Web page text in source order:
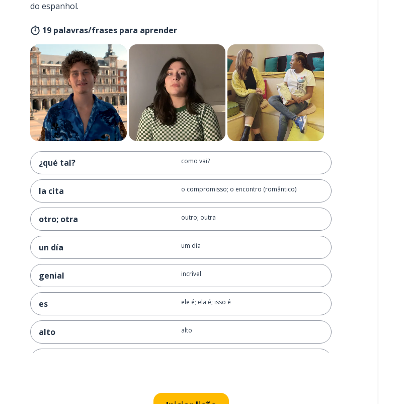
do espanhol.
19 palavras/frases para aprender
¿qué tal? como vai?
la cita o compromisso; o encontro (romântico)
otro; otra outro; outra
un día um dia
genial incrível
es ele é; ela é; isso é
alto alto